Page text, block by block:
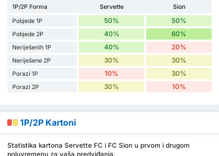
1P/2P Forma Servette
Sion
Pobjede 1P
50% 50%
Pobjede 2P 40% 60%
Neriješenih 1P 40% 20%
Neriješene 2P 30% 30%
Porazi 1P 10% 30%
Porazi 2P 30% 10%
1P/2P Kartoni
Statistika kartona Servette FC i FC Sion u prvom i drugom
poluvremenu za vaša predviđanja.